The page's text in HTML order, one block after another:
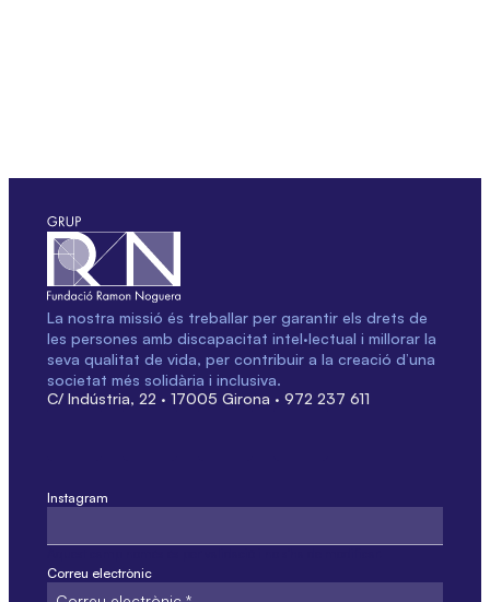
La nostra missió és treballar per garantir els drets de
les persones amb discapacitat intel·lectual i millorar la
seva qualitat de vida, per contribuir a la creació d’una
societat més solidària i inclusiva.
C/ Indústria, 22 · 17005 Girona · 972 237 611
Instagram
Correu electrònic